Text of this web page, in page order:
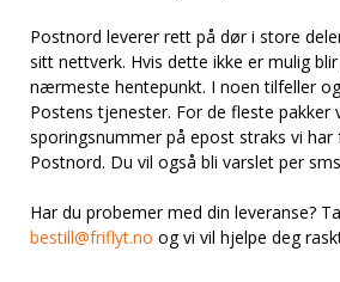
Postnord leverer rett på dør i store
sitt nettverk. Hvis dette ikke er mulig
nærmeste hentepunkt. I noen tilfeller
Postens tjenester. For de fleste pakker
sporingsnummer på epost straks vi
Postnord. Du vil også bli varslet per
Har du probemer med din leveranse?
bestill@friflyt.no og vi vil hjelpe deg